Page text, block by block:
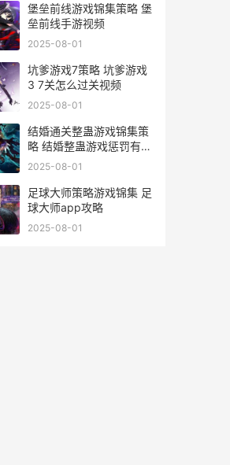
堡垒前线游戏锦集策略 堡
垒前线手游视频
2025-08-01
坑爹游戏7策略 坑爹游戏
3 7关怎么过关视频
2025-08-01
结婚通关整蛊游戏锦集策
略 结婚整蛊游戏惩罚有哪
些
2025-08-01
足球大师策略游戏锦集 足
球大师app攻略
2025-08-01